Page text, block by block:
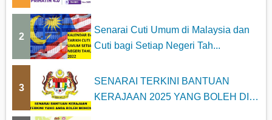
2
Senarai Cuti Umum di Malaysia dan
Cuti bagi Setiap Negeri Tah...
3
SENARAI TERKINI BANTUAN
KERAJAAN 2025 YANG BOLEH DI